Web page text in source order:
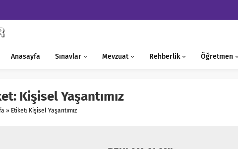
Anasayfa Sınavlar Mevzuat Rehberlik Öğretmen
Kişisel Yaşantımız
» Etiket: Kişisel Yaşantımız